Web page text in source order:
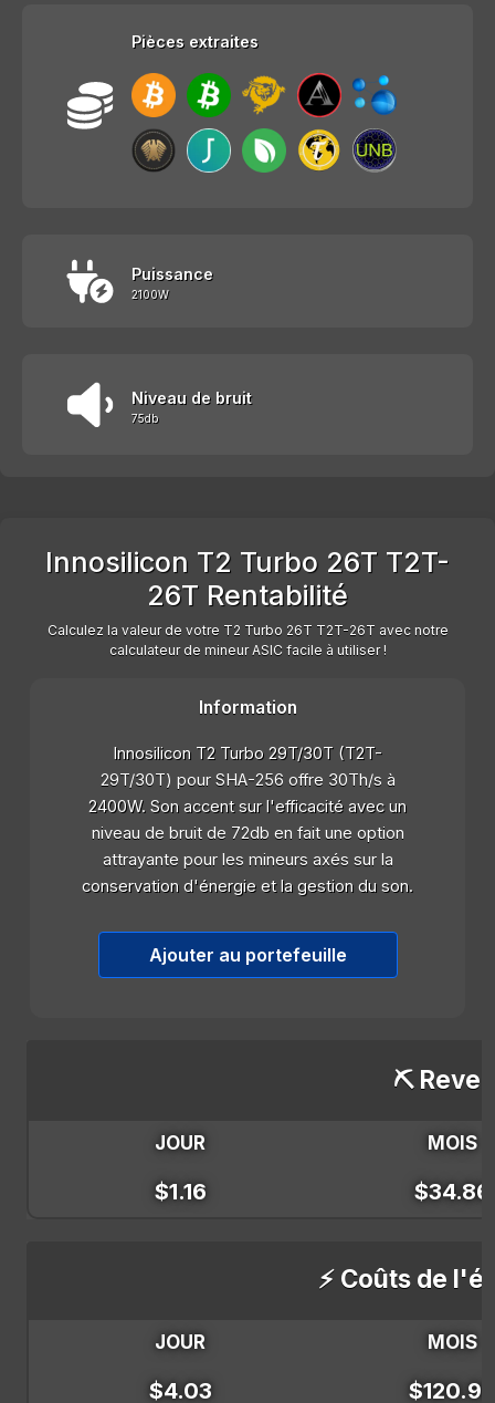
Pièces extraites
Puissance
2100W
Niveau de bruit
75db
Innosilicon T2 Turbo 26T T2T-
26T Rentabilité
Calculez la valeur de votre T2 Turbo 26T T2T-26T avec notre
calculateur de mineur ASIC facile à utiliser !
Information
Innosilicon T2 Turbo 29T/30T (T2T-
29T/30T) pour SHA-256 offre 30Th/s à
2400W. Son accent sur l'efficacité avec un
niveau de bruit de 72db en fait une option
attrayante pour les mineurs axés sur la
conservation d'énergie et la gestion du son.
Ajouter au portefeuille
⛏️
JOUR MOIS
$1.16 $34.86
⚡ Coûts de
JOUR MOIS
$4.03 $120.96